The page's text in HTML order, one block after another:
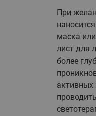
При
маска
лист для
более
активных